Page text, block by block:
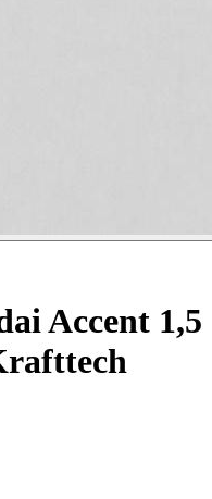
Accent 1,5